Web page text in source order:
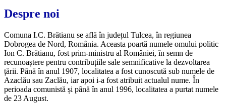
Despre noi
Comuna I.C. Brătianu se află în județul Tulcea, în regiunea
Dobrogea de Nord, România. Aceasta poartă numele omului politic
Ion C. Brătianu, fost prim-ministru al României, în semn de
recunoaștere pentru contribuțiile sale semnificative la dezvoltarea
țării. Până în anul 1907, localitatea a fost cunoscută sub numele de
Azaclău sau Zaclău, iar apoi i-a fost atribuit actualul nume. În
perioada comunistă și până în anul 1996, localitatea a purtat numele
de 23 August.